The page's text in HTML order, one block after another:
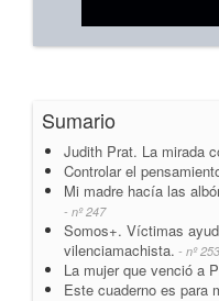
Sumario
Judith Prat. La mirada
Controlar el
Mi madre hacía las
- nº 247
Somos+. Víctimas
vilenciamachista. - nº 253
La mujer que venció a
Este cuaderno es para